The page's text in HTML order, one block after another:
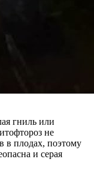
гниль или
не
в плодах, поэтому
и серая